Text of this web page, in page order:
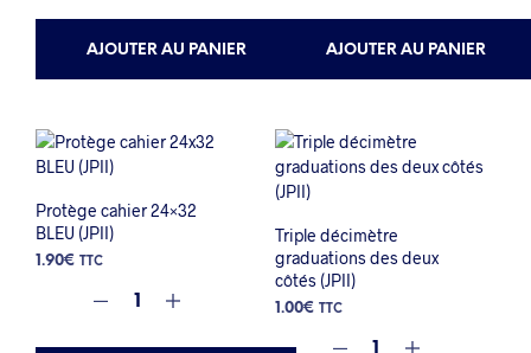
AJOUTER AU PANIER AJOUTER AU PANIER
Protège cahier 24×32
BLEU (JPII)
1.90€ TTC
Triple décimètre
graduations des deux
côtés (JPII)
1.00€ TTC